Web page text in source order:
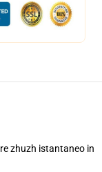
zhuzh istantaneo in